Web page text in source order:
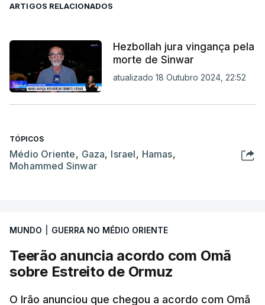
ARTIGOS RELACIONADOS
Hezbollah jura vingança pela
morte de Sinwar
atualizado 18 Outubro 2024, 22:52
TÓPICOS
Médio Oriente, Gaza, Israel, Hamas,
Mohammed Sinwar
MUNDO GUERRA NO MÉDIO ORIENTE
Teerão anuncia acordo com Omã
sobre Estreito de Ormuz
O Irão anunciou que chegou a acordo com Omã